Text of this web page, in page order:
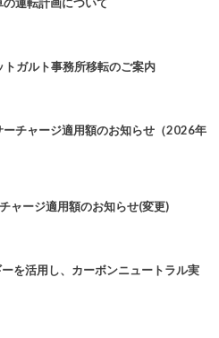
運転計画について
ガルト事務所移転のご案内
チャージ適用額のお知らせ（2026年
ージ適用額のお知らせ(変更)
を活用し、カーボンニュートラル実